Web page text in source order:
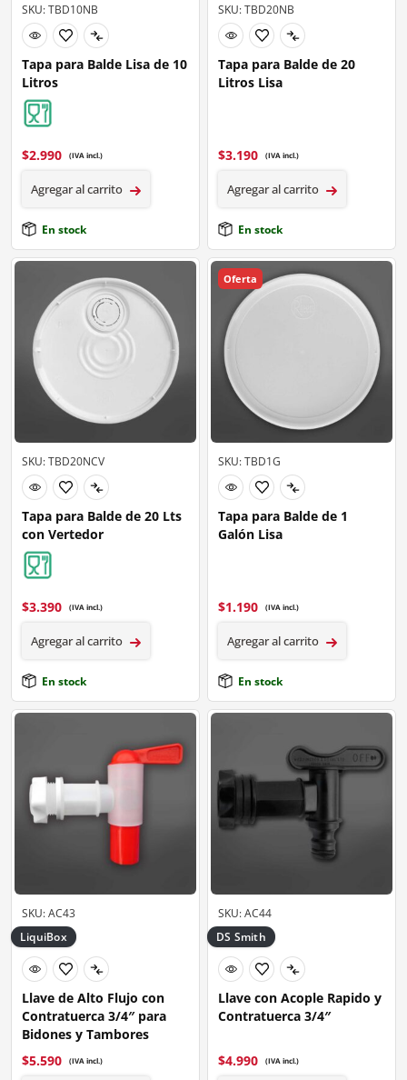
SKU: TBD10NB
Tapa para Balde Lisa de 10
Litros
$2.990 (IVA incl.)
Agregar al carrito
En stock
SKU: TBD20NB
Tapa para Balde de 20
Litros Lisa
$3.190 (IVA incl.)
Agregar al carrito
En stock
SKU: TBD20NCV
Tapa para Balde de 20 Lts
con Vertedor
$3.390 (IVA incl.)
Agregar al carrito
En stock
Oferta
SKU: TBD1G
Tapa para Balde de 1
Galón Lisa
$1.190 (IVA incl.)
Agregar al carrito
En stock
SKU: AC43
LiquiBox
Llave de Alto Flujo con
Contratuerca 3/4″ para
Bidones y Tambores
$5.590 (IVA incl.)
SKU: AC44
DS Smith
Llave con Acople Rapido y
Contratuerca 3/4″
$4.990 (IVA incl.)